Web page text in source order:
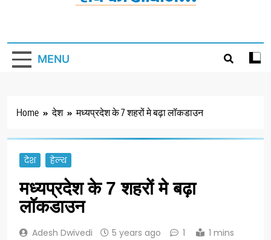
MENU
Home देश मध्यप्रदेश के 7 शहरों मे बढ़ा लॉकडाउन
देश हेल्थ
मध्यप्रदेश के 7 शहरों मे बढ़ा
लॉकडाउन
Adesh Dwivedi 5 years ago 1 1 mins